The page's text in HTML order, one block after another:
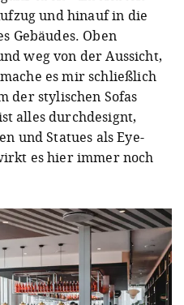
und hinauf in die
Gebäudes. Oben
weg von der Aussicht,
es mir schließlich
der stylischen Sofas
alles durchdesignt,
und Statues als Eye-
es hier immer noch